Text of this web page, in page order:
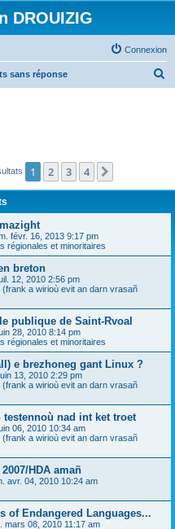
DROUIZIG
Connexion
sans réponse
c
1 2 3 4
févr. 16, 2013 9:17 pm
régionales et minoritaires
breton
12, 2010 2:56 pm
(frank a wirioù evit an darn vrasañ
publique de Saint-Rvoal
28, 2010 8:14 pm
régionales et minoritaires
e brezhoneg gant Linux ?
13, 2010 2:29 pm
(frank a wirioù evit an darn vrasañ
testennoù nad int ket troet
06, 2010 10:34 am
(frank a wirioù evit an darn vrasañ
HDA amañ
avr. 04, 2010 10:24 am
of Endangered Languages...
mars 08, 2010 11:17 am